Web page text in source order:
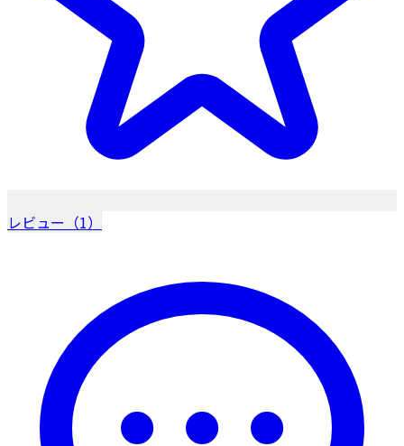
レビュー（1）